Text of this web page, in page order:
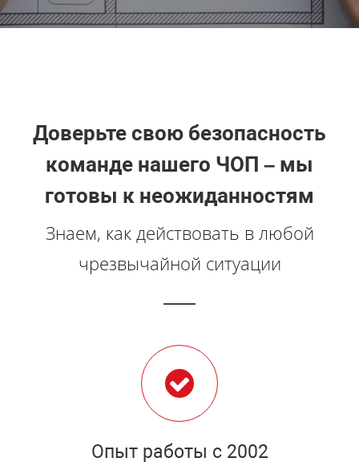
Доверьте свою безопасность
команде нашего ЧОП – мы
готовы к неожиданностям
Знаем, как действовать в любой
чрезвычайной ситуации
Опыт работы с 2002